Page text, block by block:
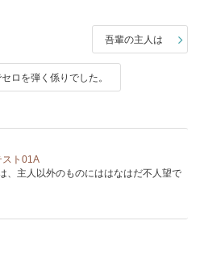
吾輩の主人は
ロを弾く係りでした。
スト01A
、主人以外のものにははなはだ不人望で